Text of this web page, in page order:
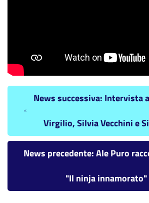
News successiva: Intervista
Virgilio, Silvia Vecchini e
News precedente: Ale Puro
"Il ninja innamorato"